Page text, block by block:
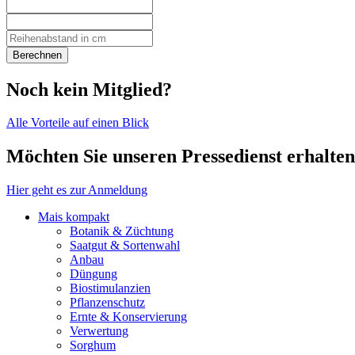
Berechnen
Noch kein Mitglied?
Alle Vorteile auf einen Blick
Möchten Sie unseren Pressedienst
Hier geht es zur Anmeldung
Mais kompakt
Botanik & Züchtung
Saatgut & Sortenwahl
Anbau
Düngung
Biostimulanzien
Pflanzenschutz
Ernte & Konservierung
Verwertung
Sorghum